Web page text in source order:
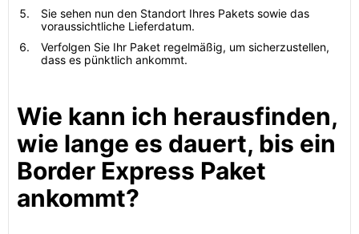
Sie sehen nun den Standort Ihres Pakets sowie das
voraussichtliche Lieferdatum.
Verfolgen Sie Ihr Paket regelmäßig, um sicherzustellen,
dass es pünktlich ankommt.
Wie kann ich herausfinden,
wie lange es dauert, bis ein
Border Express Paket
ankommt?